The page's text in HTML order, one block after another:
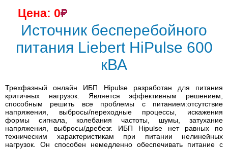
Цена: 0
Источник бесперебойного
питания Liebert HiPulse 600
кВА
Трехфазный онлайн ИБП Hipulse разработан для питания
критичных нагрузок. Является эффективным решением,
способным решить все проблемы с питанием:отсутствие
напряжения, выбросы/переходные процессы, искажения
формы сигнала, колебания частоты, шумы, затухание
напряжения, выбросы/дребезг. ИБП Hipulse нет равных по
техническим характеристикам при питании нелинейных
нагрузок. Он способен немедленно обеспечивать питание с